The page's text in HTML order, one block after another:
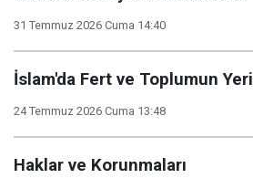
31 Temmuz 2026 Cuma 14:40
İslam'da Fert ve Toplumun Yeri
24 Temmuz 2026 Cuma 13:48
Haklar ve Korunmaları